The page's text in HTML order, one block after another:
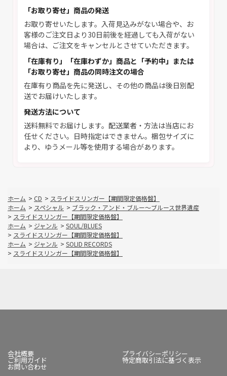
「お取り寄せ」商品の発送
お取り寄せいたします。入荷見込みがない場合や、お
客様のご注文日より30日前後を経過しても入荷がない
場合は、ご注文をキャンセルとさせていただきます。
「在庫有り」「在庫わずか」商品と「予約中」または
「お取り寄せ」商品の同時注文の場合
在庫有り商品を先に発送し、その他の商品は後日別配
送でお届けいたします。
発送方法について
送料無料でお届けします。配送業者・方法は当店にお
任せください。日時指定はできません。梱包サイズに
より、ゆうメール等を使用する場合があります。
ホーム > CD > スライドスリンガー【期間限定価格盤】
ホーム > スペシャル > ブラック・アンド・ブルー～ブルース世界遺産
> スライドスリンガー【期間限定価格盤】
ホーム > ジャンル > SOUL/BLUES
> スライドスリンガー【期間限定価格盤】
ホーム > ジャンル > SOLID RECORDS
> スライドスリンガー【期間限定価格盤】
会社概要 プライバシーポリシー
ご利用ガイド 特定商取引法に基づく表示
お問い合わせ